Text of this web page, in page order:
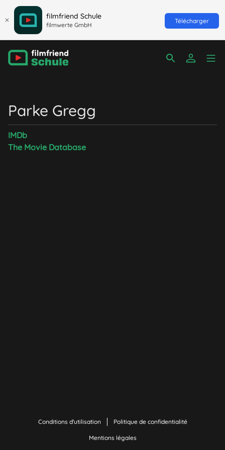
filmfriend Schule
filmwerte GmbH
Télécharger
Parke Gregg
IMDb
The Movie Database
Conditions d'utilisation Politique de confidentialité
Mentions légales